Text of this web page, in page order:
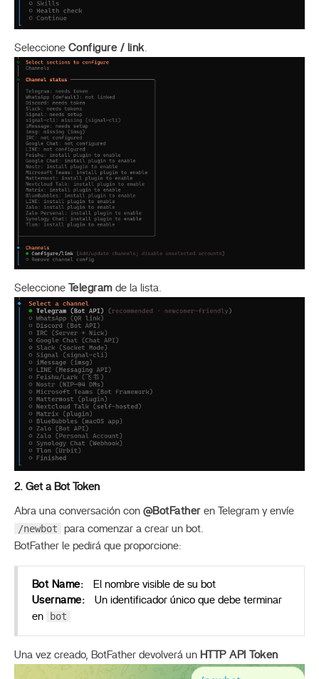
Seleccione Configure / link.
Seleccione Telegramde la lista.
2. Get a Bot Token
Abra una conversación con @BotFatheren Telegram y envíe
/newbot
para comenzar a crear un bot.
BotFather le pedirá que proporcione:
Bot Name:
El nombre visible de su bot
Username:
Un identificador único que debe terminar
en
bot
Una vez creado, BotFather devolverá un HTTP API Token